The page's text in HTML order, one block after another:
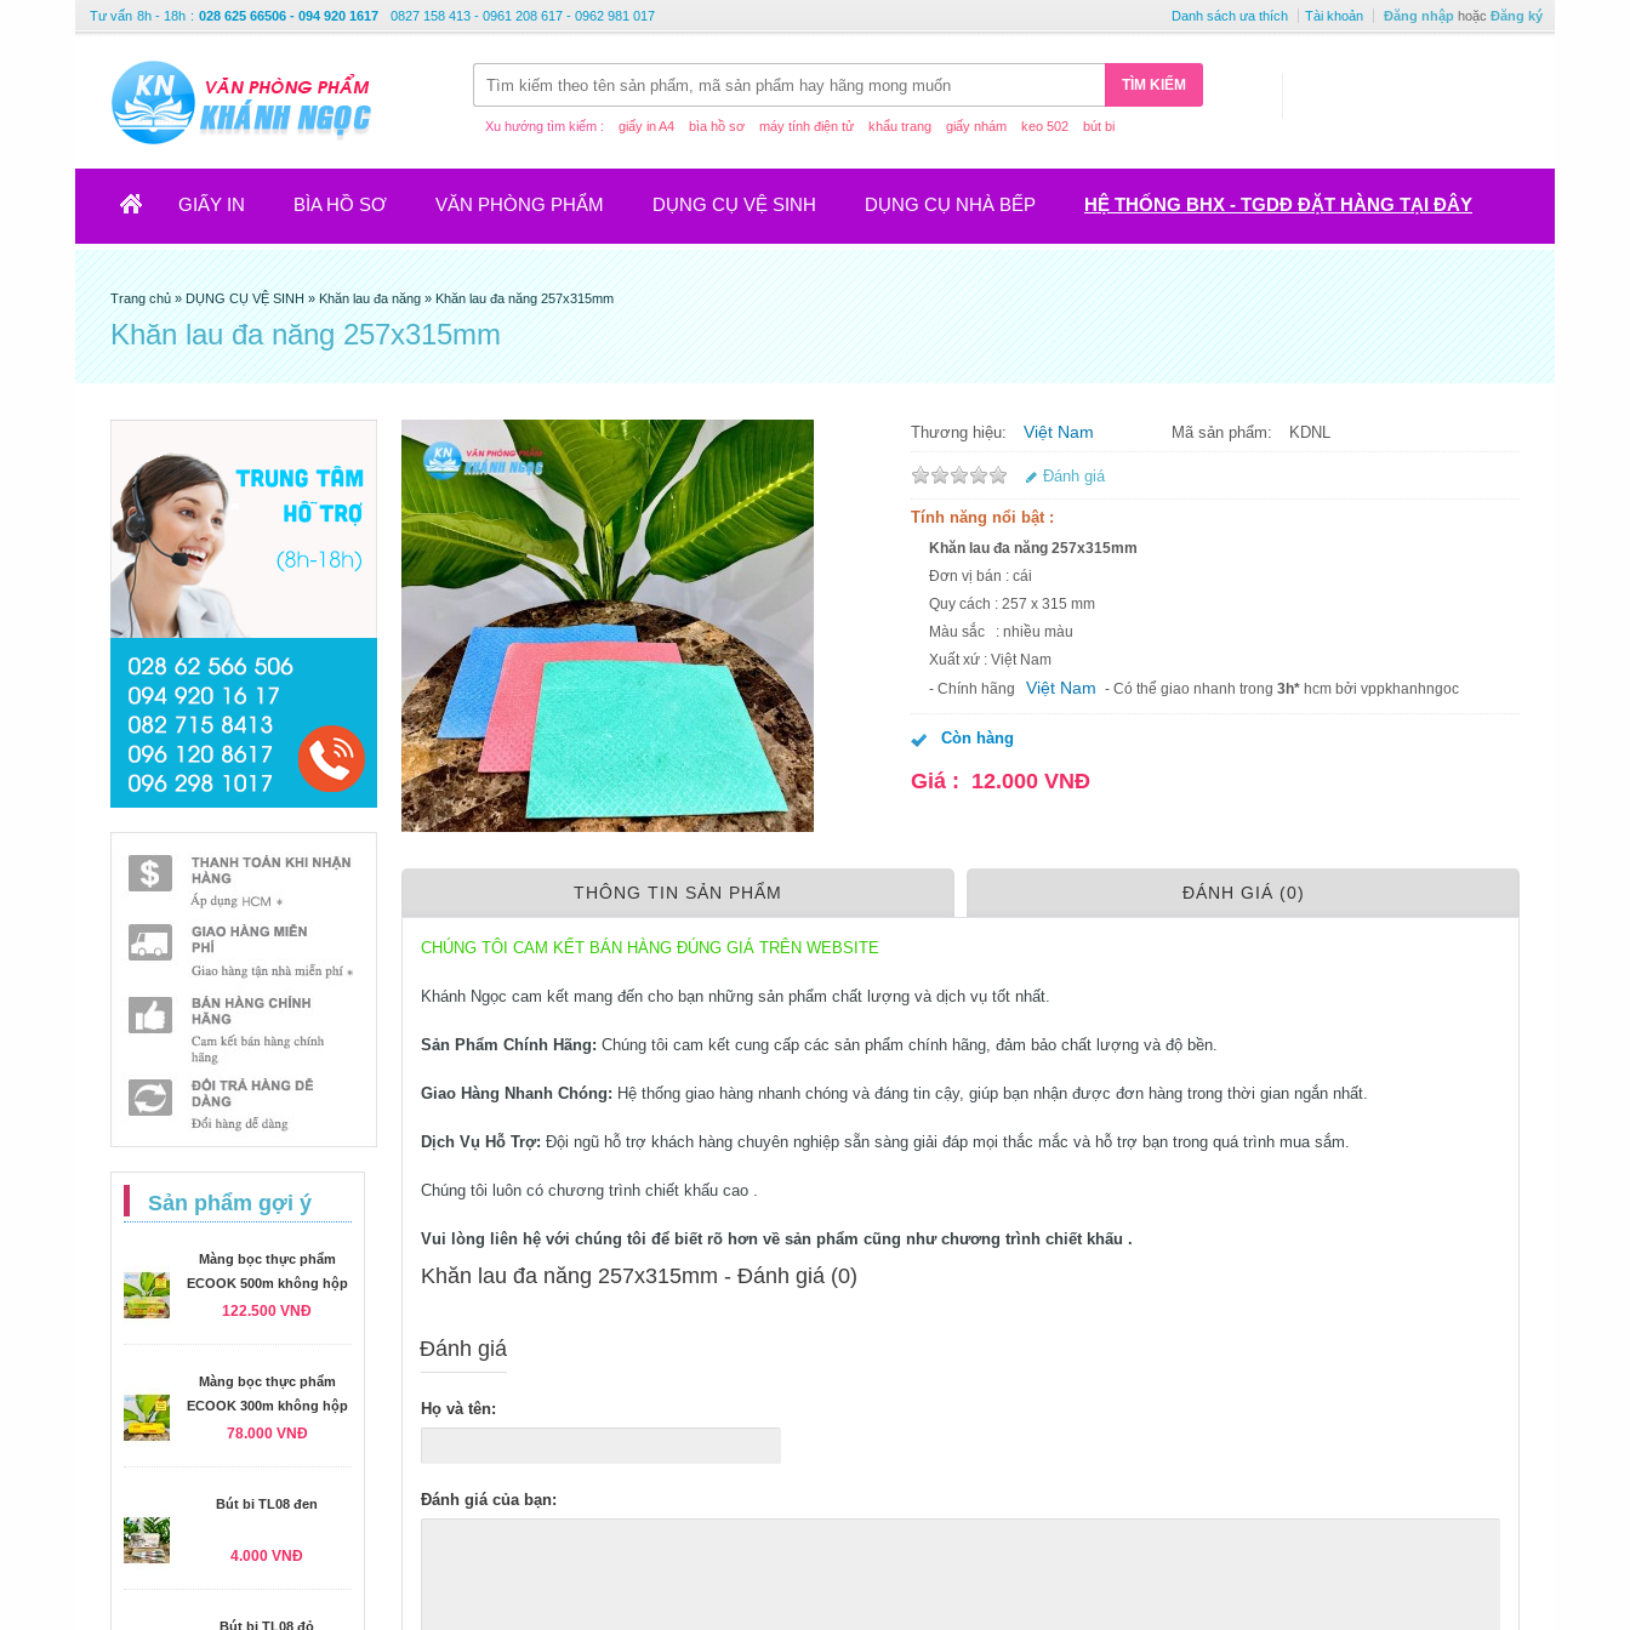
Tư vấn 8h - 18h : 028 625 66506 - 094 920 1617 0827 158 413 - 0961 208 617 - 0962 981 017 Danh sách ưa thích Tài khoản Đăng nhập hoặc Đăng ký
TÌM KIẾM
Xu hướng tìm kiếm : giấy in A4 bìa hồ sơ máy tính điện tử khẩu trang giấy nhám keo 502 bút bi
GIẤY IN BÌA HỒ SƠ VĂN PHÒNG PHẨM DỤNG CỤ VỆ SINH DỤNG CỤ NHÀ BẾP HỆ THỐNG BHX - TGDĐ ĐẶT HÀNG TẠI ĐÂY
Trang chủ»DỤNG CỤ VỆ SINH»Khăn lau đa năng»Khăn lau đa năng 257x315mm
Khăn lau đa năng 257x315mm
Sản phẩm gợi ý
Màng bọc thực phẩm
ECOOK 500m không hộp
122.500 VNĐ
Màng bọc thực phẩm
ECOOK 300m không hộp
78.000 VNĐ
Bút bi TL08 đen
4.000 VNĐ
Bút bi TL08 đỏ
Thương hiệu: Việt Nam Mã sản phẩm: KDNL
Đánh giá
Tính năng nổi bật :
Khăn lau đa năng 257x315mm
Đơn vị bán : cái
Quy cách : 257 x 315 mm
Màu sắc : nhiều màu
Xuất xứ : Việt Nam
- Chính hãng
Việt Nam - Có thể giao nhanh trong 3h* hcm bởi vppkhanhngoc
Còn hàng
Giá : 12.000 VNĐ
THÔNG TIN SẢN PHẨM ÐÁNH GIÁ (0)
CHÚNG TÔI CAM KẾT BÁN HÀNG ĐÚNG GIÁ TRÊN WEBSITE
Khánh Ngọc cam kết mang đến cho bạn những sản phẩm chất lượng và dịch vụ tốt nhất.
Sản Phẩm Chính Hãng: Chúng tôi cam kết cung cấp các sản phẩm chính hãng, đảm bảo chất lượng và độ bền.
Giao Hàng Nhanh Chóng: Hệ thống giao hàng nhanh chóng và đáng tin cậy, giúp bạn nhận được đơn hàng trong thời gian ngắn nhất.
Dịch Vụ Hỗ Trợ: Đội ngũ hỗ trợ khách hàng chuyên nghiệp sẵn sàng giải đáp mọi thắc mắc và hỗ trợ bạn trong quá trình mua sắm.
Chúng tôi luôn có chương trình chiết khấu cao .
Vui lòng liên hệ với chúng tôi để biết rõ hơn về sản phẩm cũng như chương trình chiết khấu .
Khăn lau đa năng 257x315mm - Ðánh giá (0)
Đánh giá
Họ và tên:
Đánh giá của bạn: